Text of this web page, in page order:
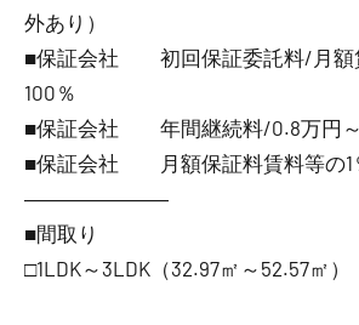
外あり）
■保証会社 初回保証委託料/月額
100％
■保証会社 年間継続料/0.8万円～
■保証会社 月額保証料賃料等の1
―――――――
■間取り
□1LDK～3LDK（32.97㎡～52.57㎡）